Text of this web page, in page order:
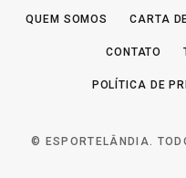
QUEM SOMOS CARTA
CONTATO
POLÍTICA DE
© ESPORTELÂNDIA.